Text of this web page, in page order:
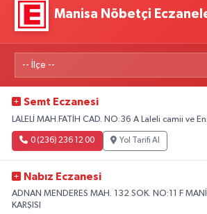
Manisa Nöbetçi
Semt Eczanesi
LALELİ MAH.FATİH CAD. NO:36 A Laleli camii ve
0 (236) 236 12 00 Yol Tarifi Al
Nabız Eczanesi
ADNAN MENDERES MAH. 132 SOK. NO:11 F
KARŞISI